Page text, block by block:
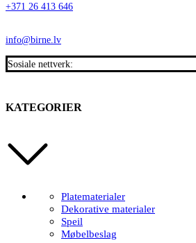
+371 26 413 646
info@birne.lv
Sosiale nettverk:
KATEGORIER
Platematerialer
Dekorative materialer
Speil
Møbelbeslag